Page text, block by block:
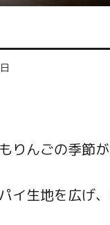
りんごの季節が
イ生地を広げ